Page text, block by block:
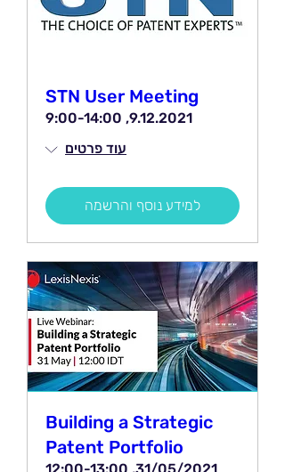
STN User Meeting
9.12.2021, 9:00-14:00
עוד פרטים
למידע נוסף והרשמה
Building a Strategic
Patent Portfolio
31/05/2021, 12:00-13:00